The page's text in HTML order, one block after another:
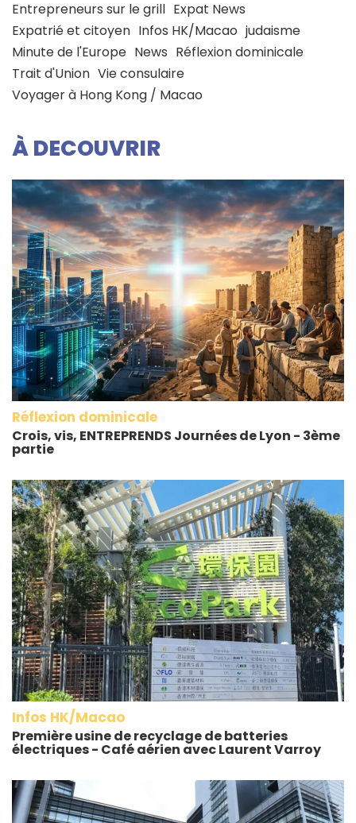
Entrepreneurs sur le grill Expat News
Expatrié et citoyen Infos HK/Macao judaisme
Minute de l'Europe News Réflexion dominicale
Trait d'Union Vie consulaire
Voyager à Hong Kong / Macao
À DECOUVRIR
Réflexion dominicale
Crois, vis, ENTREPRENDS Journées de Lyon - 3ème
partie
Infos HK/Macao
Première usine de recyclage de batteries
électriques - Café aérien avec Laurent Varroy